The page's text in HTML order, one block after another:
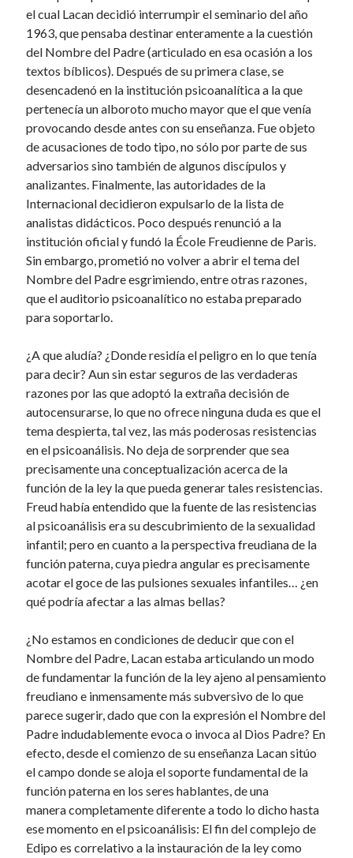
el cual Lacan decidió interrumpir el seminario del año
1963, que pensaba destinar enteramente a la cuestión
del Nombre del Padre (articulado en esa ocasión a los
textos bíblicos). Después de su primera clase, se
desencadenó en la institución psicoanalítica a la que
pertenecía un alboroto mucho mayor que el que venía
provocando desde antes con su enseñanza. Fue objeto
de acusaciones de todo tipo, no sólo por parte de sus
adversarios sino también de algunos discípulos y
analizantes. Finalmente, las autoridades de la
Internacional decidieron expulsarlo de la lista de
analistas didácticos. Poco después renunció a la
institución oficial y fundó la École Freudienne de Paris.
Sin embargo, prometió no volver a abrir el tema del
Nombre del Padre esgrimiendo, entre otras razones,
que el auditorio psicoanalítico no estaba preparado
para soportarlo.
¿A que aludía? ¿Donde residía el peligro en lo que tenía
para decir? Aun sin estar seguros de las verdaderas
razones por las que adoptó la extraña decisión de
autocensurarse, lo que no ofrece ninguna duda es que el
tema despierta, tal vez, las más poderosas resistencias
en el psicoanálisis. No deja de sorprender que sea
precisamente una conceptualización acerca de la
función de la ley la que pueda generar tales resistencias.
Freud había entendido que la fuente de las resistencias
al psicoanálisis era su descubrimiento de la sexualidad
infantil; pero en cuanto a la perspectiva freudiana de la
función paterna, cuya piedra angular es precisamente
acotar el goce de las pulsiones sexuales infantiles… ¿en
qué podría afectar a las almas bellas?
¿No estamos en condiciones de deducir que con el
Nombre del Padre, Lacan estaba articulando un modo
de fundamentar la función de la ley ajeno al pensamiento
freudiano e inmensamente más subversivo de lo que
parece sugerir, dado que con la expresión el Nombre del
Padre indudablemente evoca o invoca al Dios Padre? En
efecto, desde el comienzo de su enseñanza Lacan sitúo
el campo donde se aloja el soporte fundamental de la
función paterna en los seres hablantes, de una
manera completamente diferente a todo lo dicho hasta
ese momento en el psicoanálisis: El fin del complejo de
Edipo es correlativo a la instauración de la ley como